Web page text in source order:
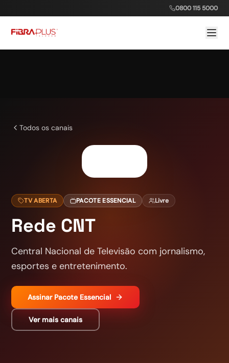
0800 115 5000
Todos os canais
TV ABERTA PACOTE ESSENCIAL Livre
Rede CNT
Central Nacional de Televisão com jornalismo,
esportes e entretenimento.
Assinar Pacote Essencial
Ver mais canais